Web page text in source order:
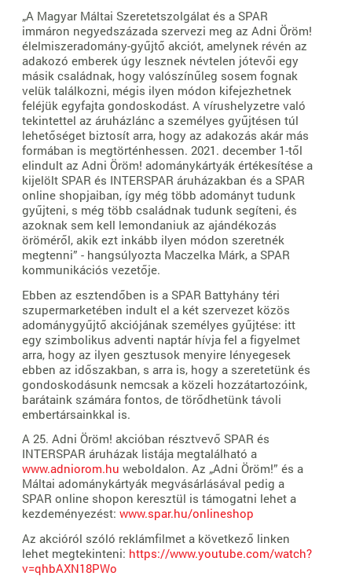
„A Magyar Máltai Szeretetszolgálat és a SPAR
immáron negyedszázada szervezi meg az Adni Öröm!
élelmiszeradomány-gyűjtő akciót, amelynek révén az
adakozó emberek úgy lesznek névtelen jótevői egy
másik családnak, hogy valószínűleg sosem fognak
velük találkozni, mégis ilyen módon kifejezhetnek
feléjük egyfajta gondoskodást. A vírushelyzetre való
tekintettel az áruházlánc a személyes gyűjtésen túl
lehetőséget biztosít arra, hogy az adakozás akár más
formában is megtörténhessen. 2021. december 1-től
elindult az Adni Öröm! adománykártyák értékesítése a
kijelölt SPAR és INTERSPAR áruházakban és a SPAR
online shopjaiban, így még több adományt tudunk
gyűjteni, s még több családnak tudunk segíteni, és
azoknak sem kell lemondaniuk az ajándékozás
öröméről, akik ezt inkább ilyen módon szeretnék
megtenni” - hangsúlyozta Maczelka Márk, a SPAR
kommunikációs vezetője.
Ebben az esztendőben is a SPAR Battyhány téri
szupermarketében indult el a két szervezet közös
adománygyűjtő akciójának személyes gyűjtése: itt
egy szimbolikus adventi naptár hívja fel a figyelmet
arra, hogy az ilyen gesztusok menyire lényegesek
ebben az időszakban, s arra is, hogy a szeretetünk és
gondoskodásunk nemcsak a közeli hozzátartozóink,
barátaink számára fontos, de törődhetünk távoli
embertársainkkal is.
A 25. Adni Öröm! akcióban résztvevő SPAR és
INTERSPAR áruházak listája megtalálható a
www.adniorom.hu weboldalon. Az „Adni Öröm!” és a
Máltai adománykártyák megvásárlásával pedig a
SPAR online shopon keresztül is támogatni lehet a
kezdeményezést: www.spar.hu/onlineshop
Az akcióról szóló reklámfilmet a következő linken
lehet megtekinteni: https://www.youtube.com/watch?
v=qhbAXN18PWo